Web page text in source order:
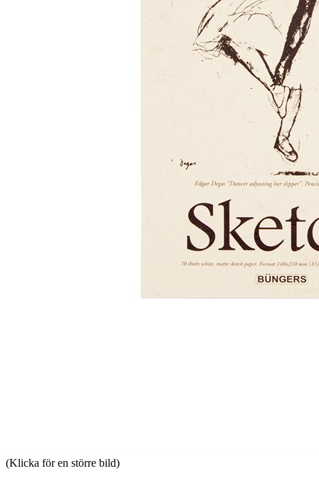
(Klicka för en större bild)